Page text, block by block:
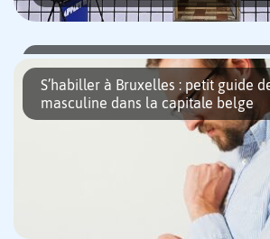
À deux pas de l’agitation du centre-ville,
Grands Carmes, une adresse attire les
passants. Derrière sa vitrine pleine de
Bongo : des coffrets cadeaux pour
Bruxelles commence à se parer de mille
cette saison, les fêtes de fin d’année arrivent
avec la saison des festivités débute aussi […]
S’habiller à Bruxelles : petit guide
masculine dans la capitale belge